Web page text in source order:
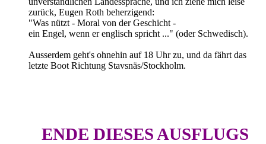
zurück, Eugen Roth beherzigend:
"Was nützt - Moral von der Geschicht -
ein Engel, wenn er englisch spricht ..." (oder Schwedisch).
Ausserdem geht's ohnehin auf 18 Uhr zu, und da fährt das
letzte Boot Richtung Stavsnäs/Stockholm.
ENDE DIESES AUSFLUGS